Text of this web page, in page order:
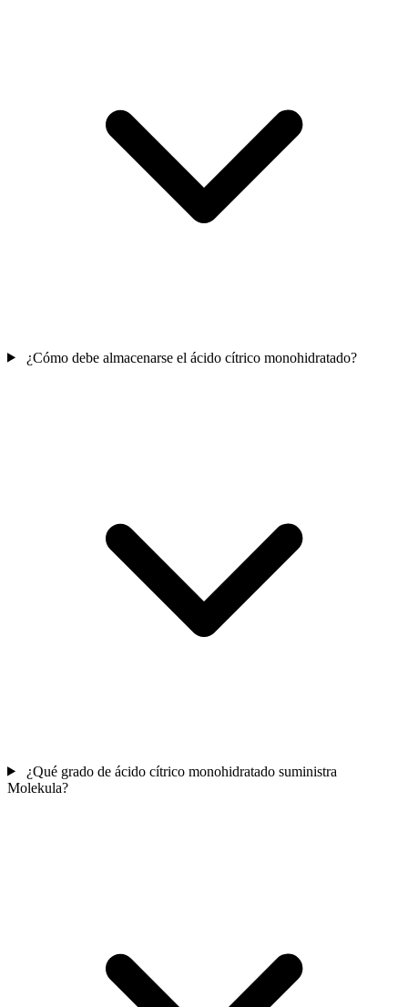
¿Cómo debe almacenarse el ácido cítrico monohidratado?
¿Qué grado de ácido cítrico monohidratado suministra
Molekula?